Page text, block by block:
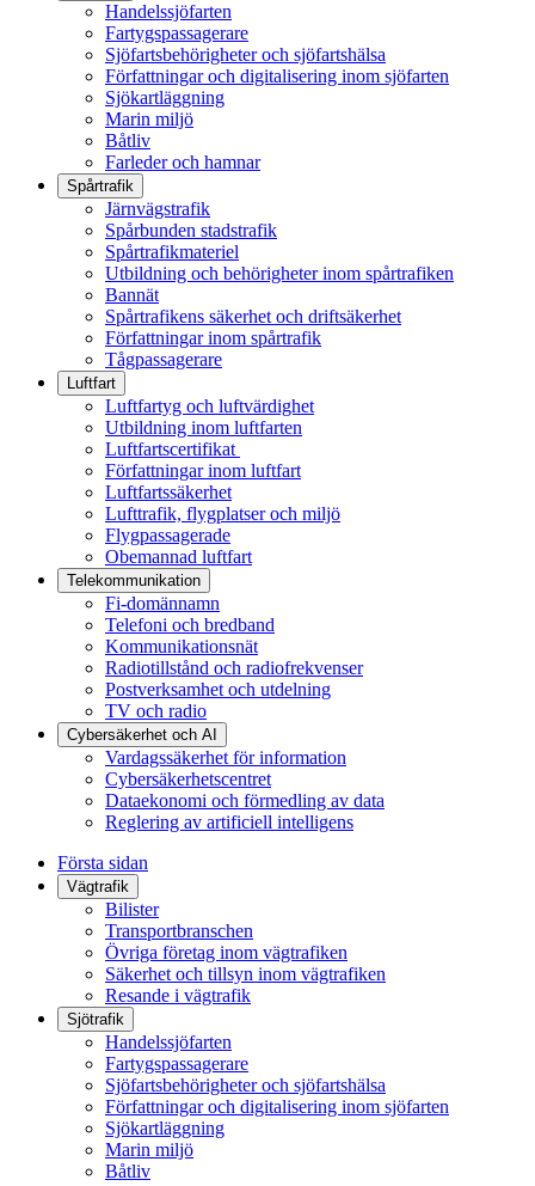
Handelssjöfarten
Fartygspassagerare
Sjöfartsbehörigheter och sjöfartshälsa
Författningar och digitalisering inom sjöfarten
Sjökartläggning
Marin miljö
Båtliv
Farleder och hamnar
Spårtrafik
Järnvägstrafik
Spårbunden stadstrafik
Spårtrafikmateriel
Utbildning och behörigheter inom spårtrafiken
Bannät
Spårtrafikens säkerhet och driftsäkerhet
Författningar inom spårtrafik
Tågpassagerare
Luftfart
Luftfartyg och luftvärdighet
Utbildning inom luftfarten
Luftfartscertifikat
Författningar inom luftfart
Luftfartssäkerhet
Lufttrafik, flygplatser och miljö
Flygpassagerade
Obemannad luftfart
Telekommunikation
Fi-domännamn
Telefoni och bredband
Kommunikationsnät
Radiotillstånd och radiofrekvenser
Postverksamhet och utdelning
TV och radio
Cybersäkerhet och AI
Vardagssäkerhet för information
Cybersäkerhetscentret
Dataekonomi och förmedling av data
Reglering av artificiell intelligens
Första sidan
Vägtrafik
Bilister
Transportbranschen
Övriga företag inom vägtrafiken
Säkerhet och tillsyn inom vägtrafiken
Resande i vägtrafik
Sjötrafik
Handelssjöfarten
Fartygspassagerare
Sjöfartsbehörigheter och sjöfartshälsa
Författningar och digitalisering inom sjöfarten
Sjökartläggning
Marin miljö
Båtliv